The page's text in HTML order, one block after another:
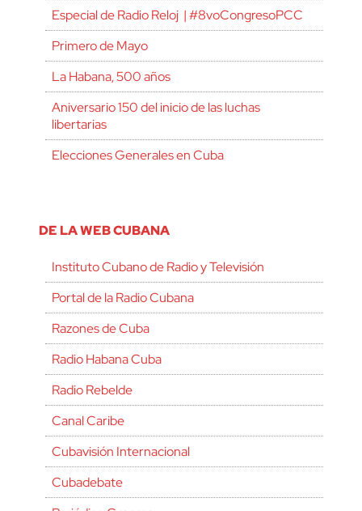
Especial de Radio Reloj | #8voCongresoPCC
Primero de Mayo
La Habana, 500 años
Aniversario 150 del inicio de las luchas
libertarias
Elecciones Generales en Cuba
DE LA WEB CUBANA
Instituto Cubano de Radio y Televisión
Portal de la Radio Cubana
Razones de Cuba
Radio Habana Cuba
Radio Rebelde
Canal Caribe
Cubavisión Internacional
Cubadebate